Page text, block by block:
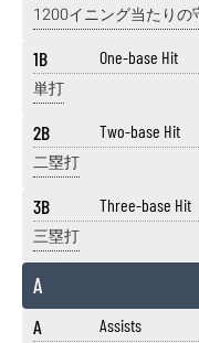
1200イニング当たりの
1B One-base Hit
単打
2B Two-base Hit
二塁打
3B Three-base Hit
三塁打
A
A Assists